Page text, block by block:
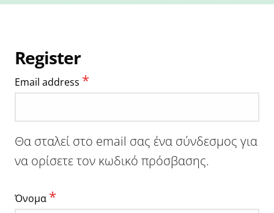
Register
Email address *
Θα σταλεί στο email σας ένα σύνδεσμος για
να ορίσετε τον κωδικό πρόσβασης.
Όνομα *